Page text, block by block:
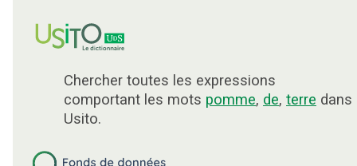
Chercher toutes les expressions
comportant les mots pomme, de, terre dans
Usito.